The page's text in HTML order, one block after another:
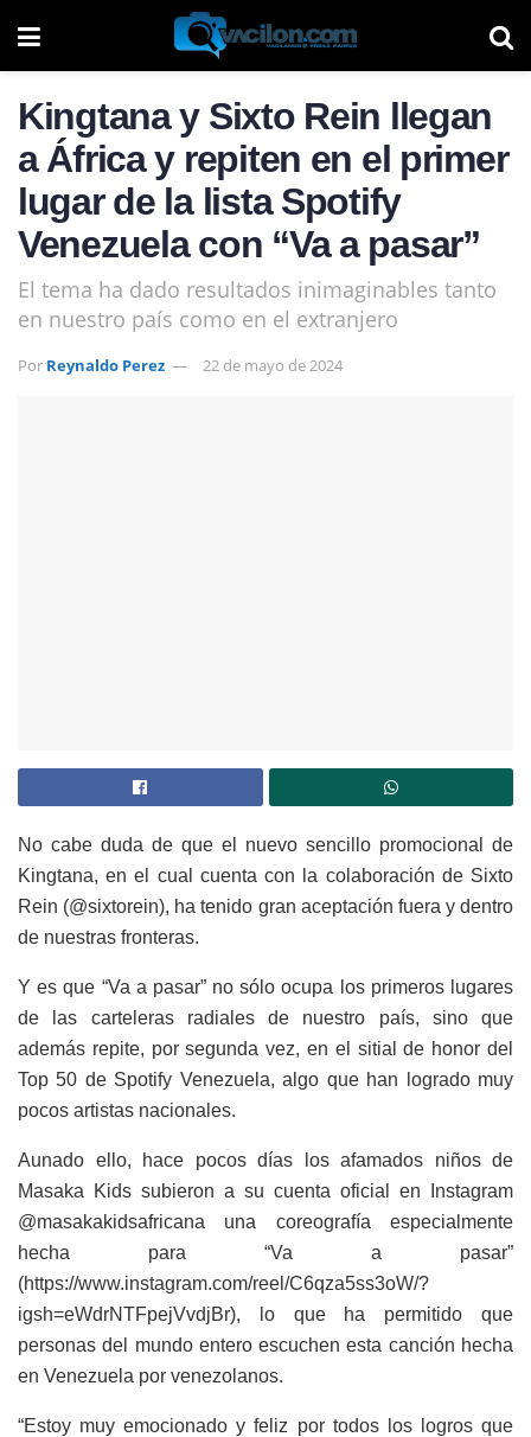
Kingtana y Sixto Rein llegan
a África y repiten en el primer
lugar de la lista Spotify
Venezuela con “Va a pasar”
El tema ha dado resultados inimaginables tanto
en nuestro país como en el extranjero
Por Reynaldo Perez 22 de mayo de 2024
No cabe duda de que el nuevo sencillo promocional de
Kingtana, en el cual cuenta con la colaboración de Sixto
Rein (@sixtorein), ha tenido gran aceptación fuera y dentro
de nuestras fronteras.
Y es que “Va a pasar” no sólo ocupa los primeros lugares
de las carteleras radiales de nuestro país, sino que
además repite, por segunda vez, en el sitial de honor del
Top 50 de Spotify Venezuela, algo que han logrado muy
pocos artistas nacionales.
Aunado ello, hace pocos días los afamados niños de
Masaka Kids subieron a su cuenta oficial en Instagram
@masakakidsafricana una coreografía especialmente
hecha para “Va a pasar”
(https://www.instagram.com/reel/C6qza5ss3oW/?
igsh=eWdrNTFpejVvdjBr), lo que ha permitido que
personas del mundo entero escuchen esta canción hecha
en Venezuela por venezolanos.
“Estoy muy emocionado y feliz por todos los logros que